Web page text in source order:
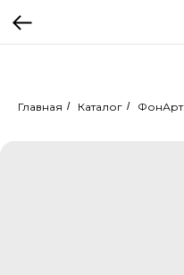
Главная / Каталог / ФонАрт